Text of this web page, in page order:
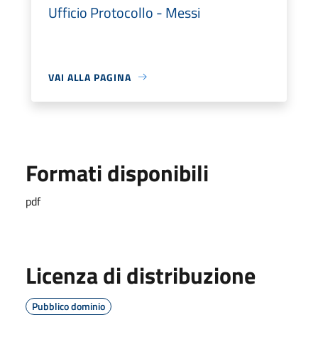
Ufficio Protocollo - Messi
VAI ALLA PAGINA
Formati disponibili
pdf
Licenza di distribuzione
Pubblico dominio